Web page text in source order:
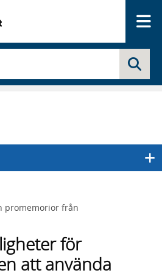
promemorior från
för
att använda